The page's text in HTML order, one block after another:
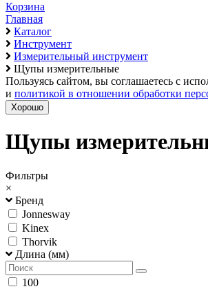
Корзина
Главная
Каталог
Инструмент
Измерительный инструмент
Щупы измерительные
Пользуясь сайтом, вы соглашаетесь с
и политикой в отношении обработки
Хорошо
Щупы
Фильтры
×
Бренд
Jonnesway
Kinex
Thorvik
Длина (мм)
100